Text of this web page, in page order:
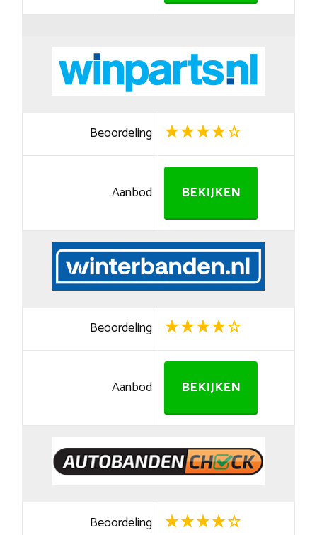
Beoordeling
Aanbod BEKIJKEN
Beoordeling
Aanbod BEKIJKEN
Beoordeling